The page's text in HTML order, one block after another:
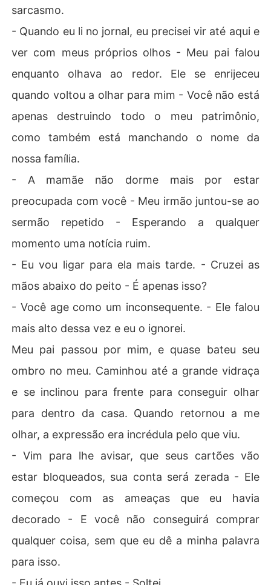
sarcasmo.
- Quando eu li no jornal, eu precisei vir até aqui e
ver com meus próprios olhos - Meu pai falou
enquanto olhava ao redor. Ele se enrijeceu
quando voltou a olhar para mim - Você não está
apenas destruindo todo o meu patrimônio,
como também está manchando o nome da
nossa família.
- A mamãe não dorme mais por estar
preocupada com você - Meu irmão juntou-se ao
sermão repetido - Esperando a qualquer
momento uma notícia ruim.
- Eu vou ligar para ela mais tarde. - Cruzei as
mãos abaixo do peito - É apenas isso?
- Você age como um inconsequente. - Ele falou
mais alto dessa vez e eu o ignorei.
Meu pai passou por mim, e quase bateu seu
ombro no meu. Caminhou até a grande vidraça
e se inclinou para frente para conseguir olhar
para dentro da casa. Quando retornou a me
olhar, a expressão era incrédula pelo que viu.
- Vim para lhe avisar, que seus cartões vão
estar bloqueados, sua conta será zerada - Ele
começou com as ameaças que eu havia
decorado - E você não conseguirá comprar
qualquer coisa, sem que eu dê a minha palavra
para isso.